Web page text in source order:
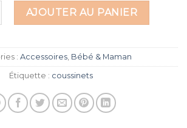
Coussinets d’allaitement
AJOUTER AU PANIER
: Accessoires, Bébé & Maman
Étiquette : coussinets